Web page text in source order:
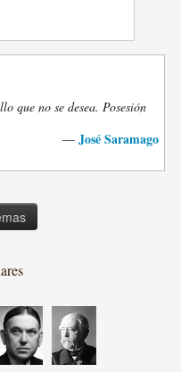
que no se desea. Posesión
— José Saramago